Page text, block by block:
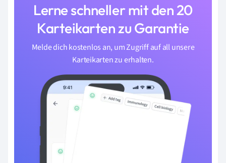
Lerne schneller mit den 20
Karteikarten zu Garantie
Melde dich kostenlos an, um Zugriff auf all unsere
Karteikarten zu erhalten.